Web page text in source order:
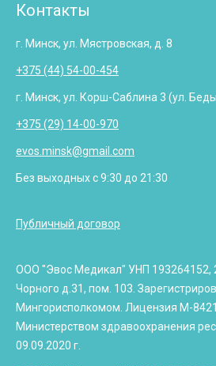
Контакты
г. Минск, ул. Мястровская, д. 8
+375 (44) 54-00-454
г. Минск, ул. Корш-Саблина 3 (ул.
+375 (29) 14-00-970
evos.minsk@gmail.com
Без выходных с 9:30 до 21:30
Публичный договор
ООО "Эвос Медикал" УНП 193264152,
Чорного д.31, пом. 103.
Мингорисполкомом. Лицензия М-
Министерством здравоохранения
09.09.2020 г.